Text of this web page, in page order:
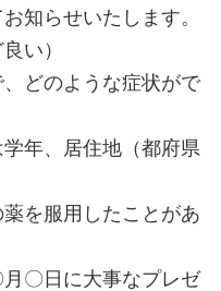
知らせいたします。
い）
どのような症状がで
年、居住地（都府県
を服用したことがあ
〇日に大事なプレゼ